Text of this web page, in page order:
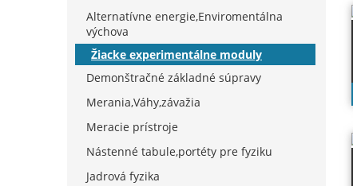
Alternatívne energie,Enviromentálna
výchova
Žiacke experimentálne moduly
Demonštračné základné súpravy
Merania,Váhy,závažia
Meracie prístroje
Nástenné tabule,portéty pre fyziku
Jadrová fyzika